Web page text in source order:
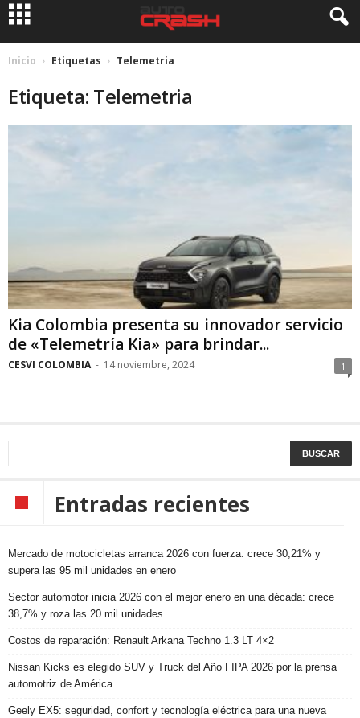
Inicio Etiquetas Telemetria
Etiqueta: Telemetria
Kia Colombia presenta su innovador servicio
de «Telemetría Kia» para brindar...
CESVI COLOMBIA - 14 noviembre, 2024 1
Entradas recientes
Mercado de motocicletas arranca 2026 con fuerza: crece 30,21% y
supera las 95 mil unidades en enero
Sector automotor inicia 2026 con el mejor enero en una década: crece
38,7% y roza las 20 mil unidades
Costos de reparación: Renault Arkana Techno 1.3 LT 4×2
Nissan Kicks es elegido SUV y Truck del Año FIPA 2026 por la prensa
automotriz de América
Geely EX5: seguridad, confort y tecnología eléctrica para una nueva